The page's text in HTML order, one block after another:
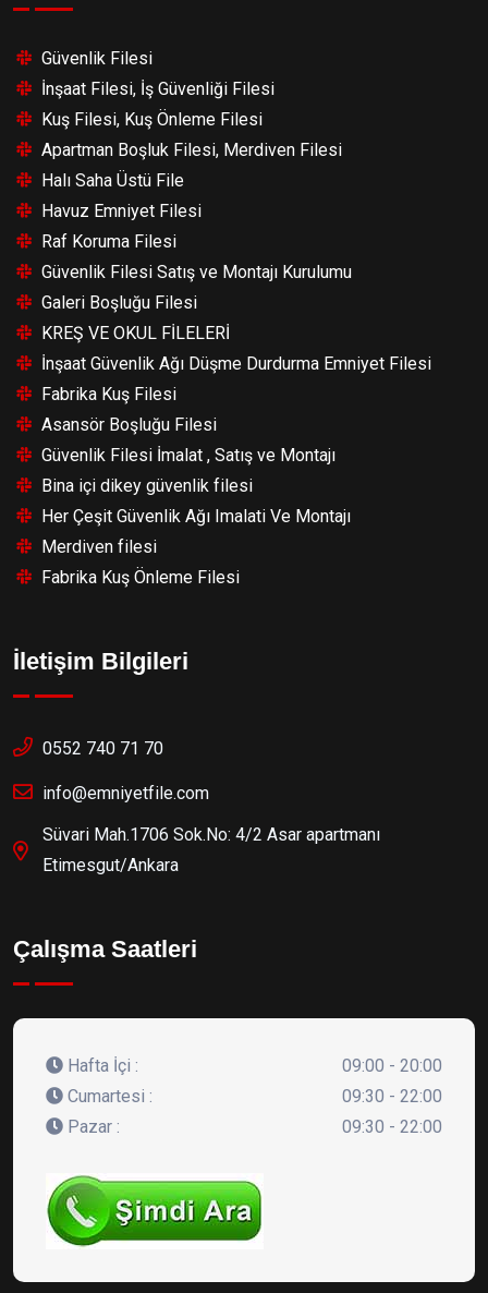
Güvenlik Filesi
İnşaat Filesi, İş Güvenliği Filesi
Kuş Filesi, Kuş Önleme Filesi
Apartman Boşluk Filesi, Merdiven Filesi
Halı Saha Üstü File
Havuz Emniyet Filesi
Raf Koruma Filesi
Güvenlik Filesi Satış ve Montajı Kurulumu
Galeri Boşluğu Filesi
KREŞ VE OKUL FİLELERİ
İnşaat Güvenlik Ağı Düşme Durdurma Emniyet Filesi
Fabrika Kuş Filesi
Asansör Boşluğu Filesi
Güvenlik Filesi İmalat , Satış ve Montajı
Bina içi dikey güvenlik filesi
Her Çeşit Güvenlik Ağı Imalati Ve Montajı
Merdiven filesi
Fabrika Kuş Önleme Filesi
İletişim Bilgileri
0552 740 71 70
info@emniyetfile.com
Süvari Mah.1706 Sok.No: 4/2 Asar apartmanı
Etimesgut/Ankara
Çalışma Saatleri
Hafta İçi :
09:00 - 20:00
Cumartesi :
09:30 - 22:00
Pazar :
09:30 - 22:00